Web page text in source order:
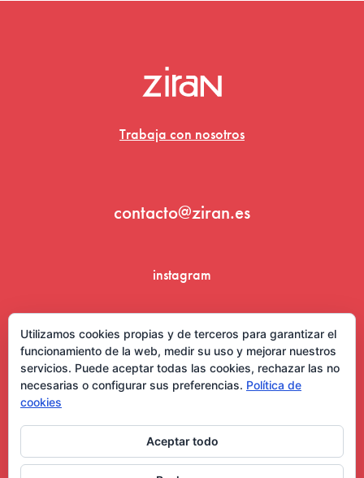
Trabaja con nosotros
contacto@ziran.es
instagram
Utilizamos cookies propias y de terceros para garantizar el
funcionamiento de la web, medir su uso y mejorar nuestros
servicios. Puede aceptar todas las cookies, rechazar las no
necesarias o configurar sus preferencias. Política de
cookies
Aceptar todo